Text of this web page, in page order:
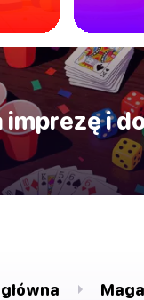
imprezę i